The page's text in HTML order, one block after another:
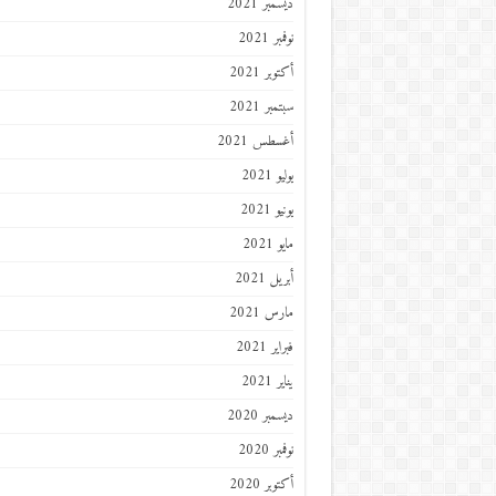
نوفمبر 2021
أكتوبر 2021
سبتمبر 2021
أغسطس 2021
يوليو 2021
يونيو 2021
مايو 2021
أبريل 2021
مارس 2021
فبراير 2021
يناير 2021
ديسمبر 2020
نوفمبر 2020
أكتوبر 2020